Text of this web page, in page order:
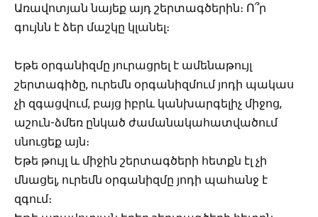
Առավոտյան նայեք այդ շերտագծերին։ Ո՞ր
գույնն է ձեր մաշկը կլանել։
Եթե օրգանիզմը յուրացրել է ամենաթույլ
շերտագիծը, ուրեմն օրգանիզմում յոդի պակաս
չի զգացվում, բայց իբրև կանխարգելիչ միջոց,
աշուն-ձմեռ ընկած ժամանակահատվածում
սնուցեք այն։
Եթե թույլ և միջին շերտագծերի հետքն էլ չի
մնացել, ուրեմն օրգանիզմը յոդի պահանջ է
զգում։